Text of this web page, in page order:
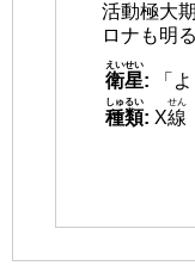
活動極大
ロナも明
衛星
えいせい
:
「
種類
しゅるい
: X線
せん